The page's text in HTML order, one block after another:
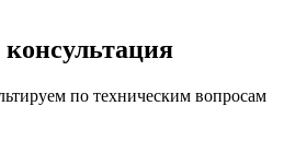
по техническим вопросам